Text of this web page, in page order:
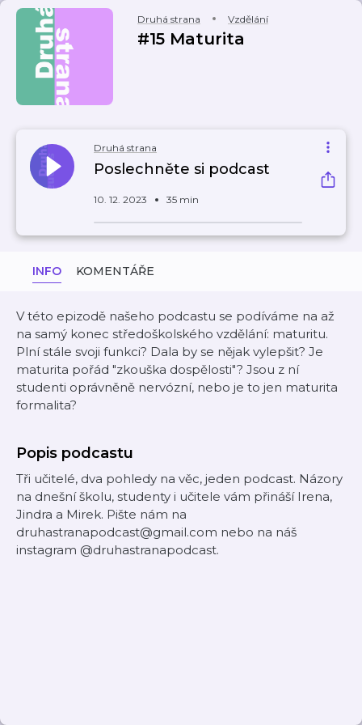
Druhá strana Vzdělání
#15 Maturita
Druhá strana
Poslechněte si podcast
10. 12. 2023 35 min
INFO KOMENTÁŘE
V této epizodě našeho podcastu se podíváme na až
na samý konec středoškolského vzdělání: maturitu.
Plní stále svoji funkci? Dala by se nějak vylepšit? Je
maturita pořád "zkouška dospělosti"? Jsou z ní
studenti oprávněně nervózní, nebo je to jen maturita
formalita?
Popis podcastu
Tři učitelé, dva pohledy na věc, jeden podcast. Názory
na dnešní školu, studenty i učitele vám přináší Irena,
Jindra a Mirek. Pište nám na
druhastranapodcast@gmail.com nebo na náš
instagram @druhastranapodcast.